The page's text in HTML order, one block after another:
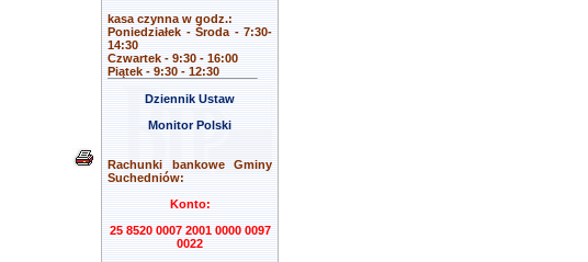
kasa czynna w godz.:
Poniedziałek - Środa - 7:30-
14:30
Czwartek - 9:30 - 16:00
Piątek - 9:30 - 12:30
Dziennik Ustaw
Monitor Polski
Rachunki bankowe Gminy
Suchedniów:
Konto:
25 8520 0007 2001 0000 0097
0022